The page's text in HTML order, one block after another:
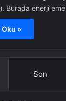
Burada enerji
Oku »
Son